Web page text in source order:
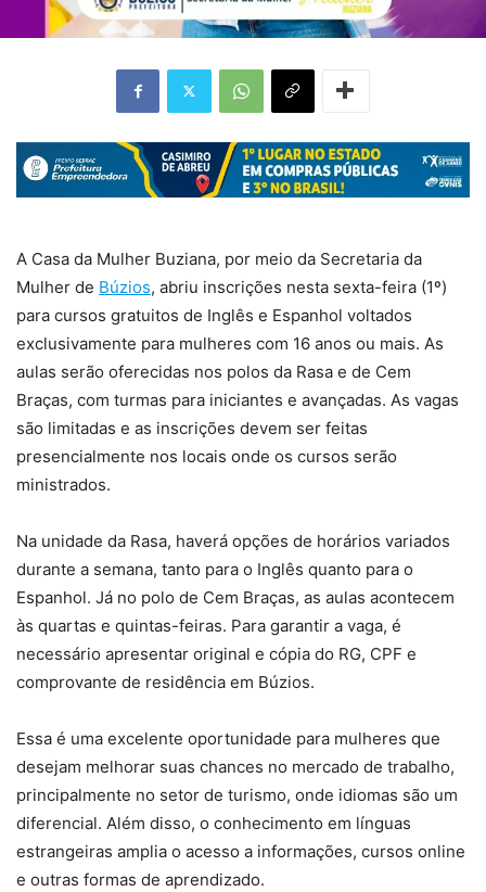
A Casa da Mulher Buziana, por meio da Secretaria da
Mulher de Búzios, abriu inscrições nesta sexta-feira (1º)
para cursos gratuitos de Inglês e Espanhol voltados
exclusivamente para mulheres com 16 anos ou mais. As
aulas serão oferecidas nos polos da Rasa e de Cem
Braças, com turmas para iniciantes e avançadas. As vagas
são limitadas e as inscrições devem ser feitas
presencialmente nos locais onde os cursos serão
ministrados.
Na unidade da Rasa, haverá opções de horários variados
durante a semana, tanto para o Inglês quanto para o
Espanhol. Já no polo de Cem Braças, as aulas acontecem
às quartas e quintas-feiras. Para garantir a vaga, é
necessário apresentar original e cópia do RG, CPF e
comprovante de residência em Búzios.
Essa é uma excelente oportunidade para mulheres que
desejam melhorar suas chances no mercado de trabalho,
principalmente no setor de turismo, onde idiomas são um
diferencial. Além disso, o conhecimento em línguas
estrangeiras amplia o acesso a informações, cursos online
e outras formas de aprendizado.